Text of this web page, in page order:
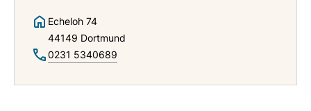
Echeloh 74
44149 Dortmund
0231 5340689